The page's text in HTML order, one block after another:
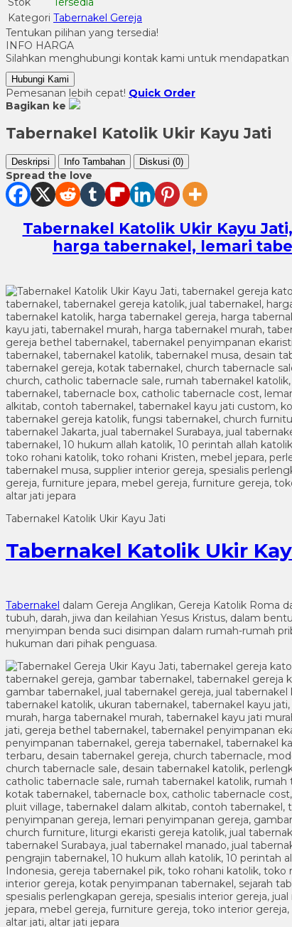
Kategori Tabernakel Gereja
Tentukan pilihan yang tersedia!
INFO HARGA
Silahkan menghubungi kontak kami untuk mendapatkan
Hubungi Kami
Pemesanan lebih cepat! Quick Order
Bagikan ke
Tabernakel Katolik Ukir Kayu Jati
Deskripsi Info Tambahan Diskusi (0)
Spread the love
Tabernakel Katolik Ukir Kayu
harga tabernakel, lemari
Tabernakel Katolik Ukir Kayu Jati
Tabernakel Katolik Ukir
Tabernakel dalam Gereja Anglikan, Gereja Katolik Roma
tubuh, darah, jiwa dan keilahian Yesus Kristus, dalam
menyimpan benda suci disimpan dalam rumah-rumah
hukuman dari pihak penguasa.